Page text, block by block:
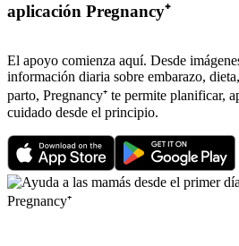
aplicación Pregnancy⁺
El apoyo comienza aquí. Desde
información diaria sobre embarazo,
parto, Pregnancy⁺ te permite planificar,
cuidado desde el principio.